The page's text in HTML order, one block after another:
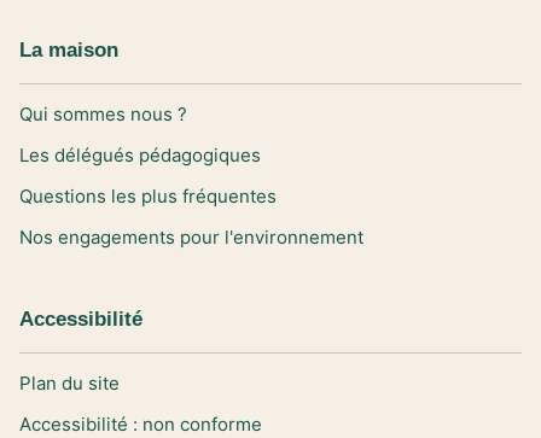
La maison
Qui sommes nous ?
Les délégués pédagogiques
Questions les plus fréquentes
Nos engagements pour l'environnement
Accessibilité
Plan du site
Accessibilité : non conforme